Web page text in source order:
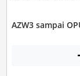
AZW3 sampai